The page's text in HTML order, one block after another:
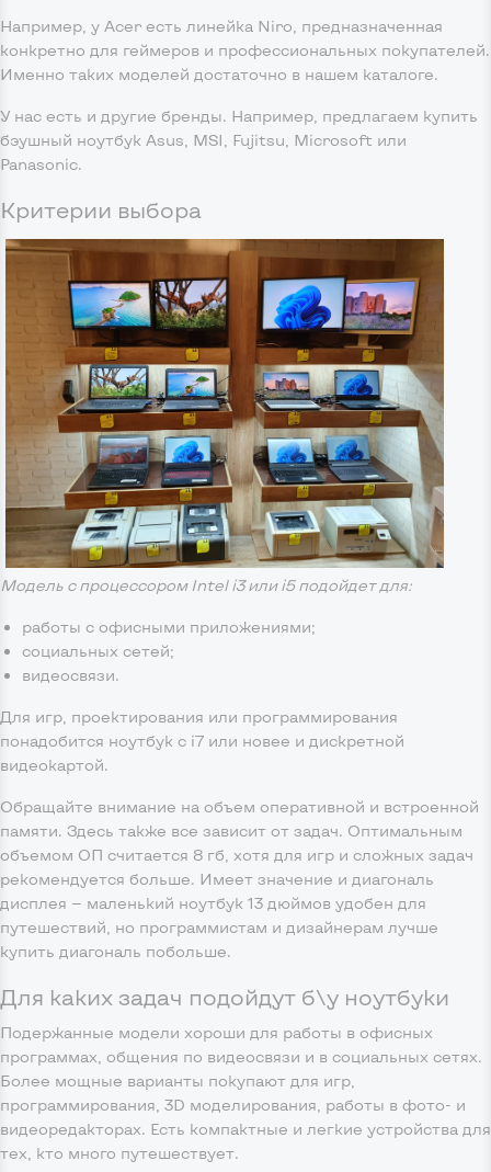
Например, у Acer есть линейка Niro, предназначенная
конкретно для геймеров и профессиональных покупателей.
Именно таких моделей достаточно в нашем каталоге.
У нас есть и другие бренды. Например, предлагаем купить
бэушный ноутбук Asus, MSI, Fujitsu, Microsoft или
Panasonic.
Критерии выбора
Модель с процессором Intel i3 или i5 подойдет для:
работы с офисными приложениями;
социальных сетей;
видеосвязи.
Для игр, проектирования или программирования
понадобится ноутбук с i7 или новее и дискретной
видеокартой.
Обращайте внимание на объем оперативной и встроенной
памяти. Здесь также все зависит от задач. Оптимальным
объемом ОП считается 8 гб, хотя для игр и сложных задач
рекомендуется больше. Имеет значение и диагональ
дисплея — маленький ноутбук 13 дюймов удобен для
путешествий, но программистам и дизайнерам лучше
купить диагональ побольше.
Для каких задач подойдут б\у ноутбуки
Подержанные модели хороши для работы в офисных
программах, общения по видеосвязи и в социальных сетях.
Более мощные варианты покупают для игр,
программирования, 3D моделирования, работы в фото- и
видеоредакторах. Есть компактные и легкие устройства для
тех, кто много путешествует.